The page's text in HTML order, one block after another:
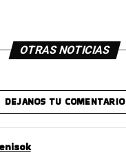
OTRAS NOTICIAS
DEJANOS TU COMENTARIO